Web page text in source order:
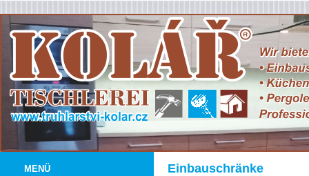
Einbauschränke
MENÜ